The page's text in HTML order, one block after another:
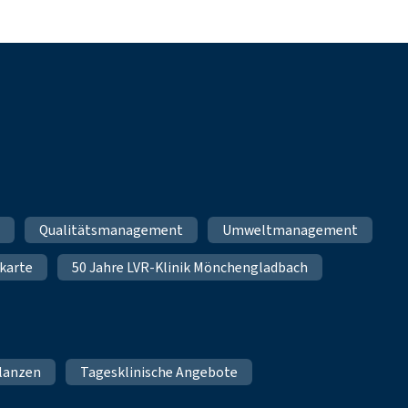
Qualitätsmanagement
Umweltmanagement
50 Jahre LVR-Klinik Mönchengladbach
Tagesklinische Angebote